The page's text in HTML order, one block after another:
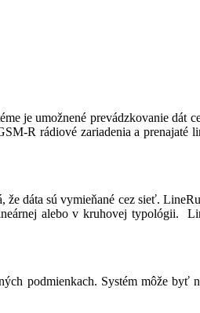
je umožnené prevádzkovanie dát
R rádiové zariadenia a
dáta sú vymieňané cez sieť.
alebo v kruhovej typológii.
podmienkach. Systém môže